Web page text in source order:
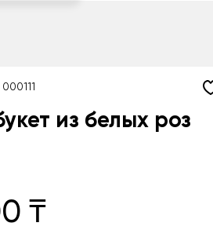
000111
из белых роз
₸